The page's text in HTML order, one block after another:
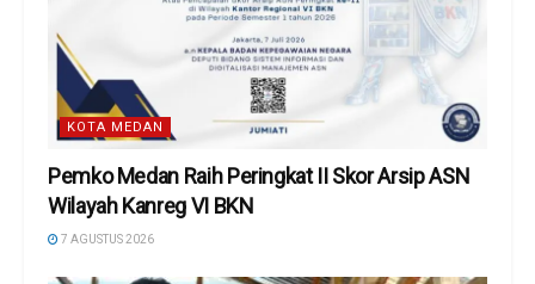
KOTA MEDAN
Pemko Medan Raih Peringkat II Skor Arsip ASN
Wilayah Kanreg VI BKN
7 AGUSTUS 2026